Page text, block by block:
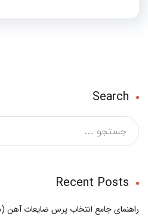
Search
Recent Posts
راهنمای جامع انتخاب پرس ضایعات آهن